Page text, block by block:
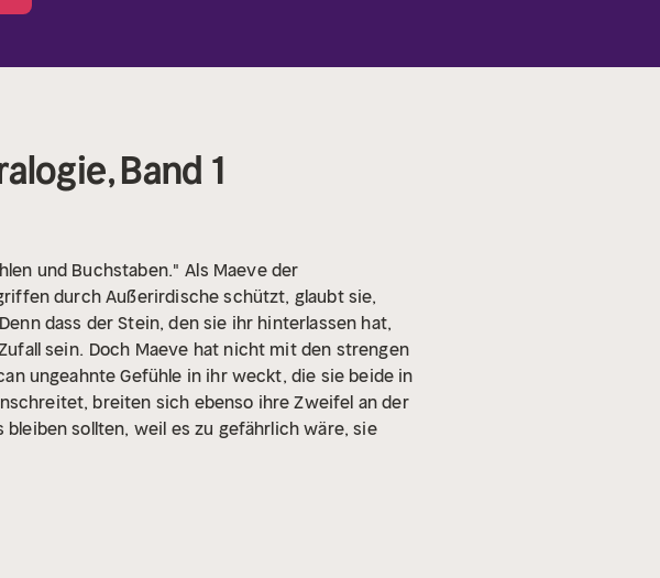
Band 1
und Buchstaben." Als Maeve der
durch Außerirdische schützt, glaubt sie,
dass der Stein, den sie ihr hinterlassen hat,
sein. Doch Maeve hat nicht mit den strengen
ungeahnte Gefühle in ihr weckt, die sie beide in
breiten sich ebenso ihre Zweifel an der
sollten, weil es zu gefährlich wäre, sie